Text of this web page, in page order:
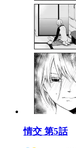
情交 第5話